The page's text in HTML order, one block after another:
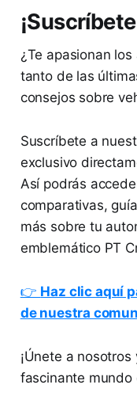
¿Te apasionan
tanto de las
consejos sobre
Suscríbete a
exclusivo
Así podrás
comparativas,
más sobre tu
emblemático PT
👉 Haz clic aquí
de nuestra
¡Únete a
fascinante mundo